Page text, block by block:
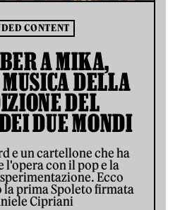
CONTENT
A MIKA,
DELLA
DEL
DUE MONDI
e un cartellone che ha
l'opera con il pop e la
Ecco
la prima Spoleto firmata
Cipriani